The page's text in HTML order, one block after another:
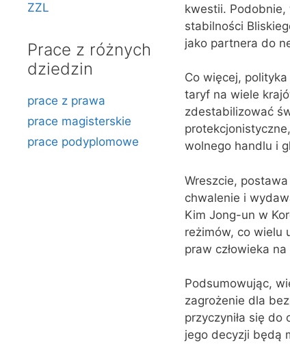
kwestii. Podobnie,
stabilności
jako partnera do
Co więcej,
taryf na wiele
zdestabilizować
wolnego handlu i
Wreszcie,
chwalenie i
Kim Jong-un w
reżimów, co wielu
praw człowieka
Podsumowując,
zagrożenie dla
przyczyniła się
jego decyzji będą
ZZL
Prace z różnych
dziedzin
prace z prawa
prace magisterskie
prace podyplomowe